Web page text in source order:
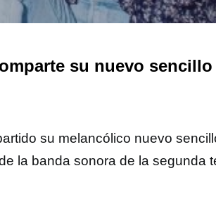
su nuevo
su melancólico nuevo
la banda sonora de la segunda